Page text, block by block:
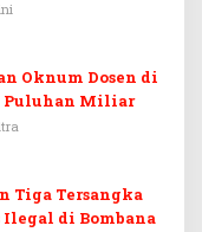
Pemerasan
Oknum Dosen di
Puluhan Miliar
Tiga Tersangka
Ilegal di Bombana